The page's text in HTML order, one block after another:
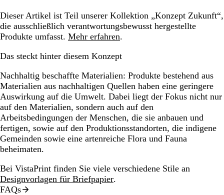
Dieser Artikel ist Teil unserer Kollektion „Konzept Zukunft“,
die ausschließlich verantwortungsbewusst hergestellte
Produkte umfasst. Mehr erfahren.
Das steckt hinter diesem Konzept
Nachhaltig beschaffte Materialien: Produkte bestehend aus
Materialien aus nachhaltigen Quellen haben eine geringere
Auswirkung auf die Umwelt. Dabei liegt der Fokus nicht nur
auf den Materialien, sondern auch auf den
Arbeitsbedingungen der Menschen, die sie anbauen und
fertigen, sowie auf den Produktionsstandorten, die indigene
Gemeinden sowie eine artenreiche Flora und Fauna
beheimaten.
Bei VistaPrint finden Sie viele verschiedene Stile an
Designvorlagen für Briefpapier.
FAQs